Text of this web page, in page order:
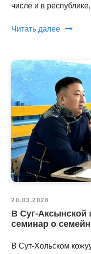
числе и в
Читать далее
20.03.2026
В Суг-
семинар о
В Сут-Хольском